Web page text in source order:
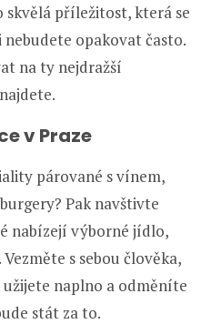
příležitost, která se
opakovat často.
na ty nejdražší
v Praze
párované s vínem,
Pak navštivte
nabízejí výborné jídlo,
s sebou člověka,
naplno a odměníte
stát za to.